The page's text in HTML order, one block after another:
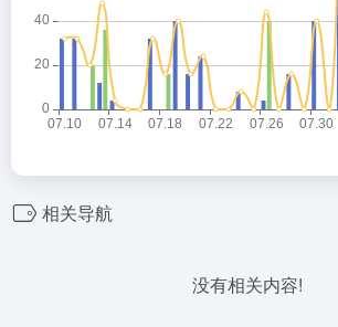
相关导航
没有相关内容!